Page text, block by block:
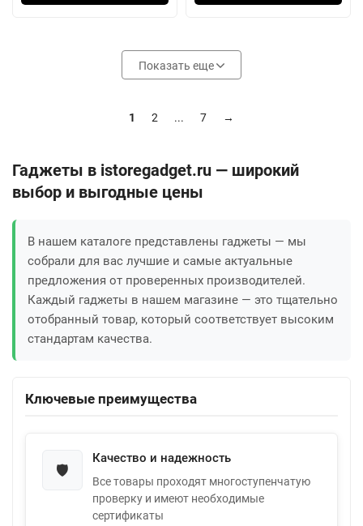
Показать еще
1 2 ... 7 →
Гаджеты в istoregadget.ru — широкий
выбор и выгодные цены
В нашем каталоге представлены гаджеты — мы
собрали для вас лучшие и самые актуальные
предложения от проверенных производителей.
Каждый гаджеты в нашем магазине — это тщательно
отобранный товар, который соответствует высоким
стандартам качества.
Ключевые преимущества
🛡️
Качество и надежность
Все товары проходят многоступенчатую
проверку и имеют необходимые
сертификаты